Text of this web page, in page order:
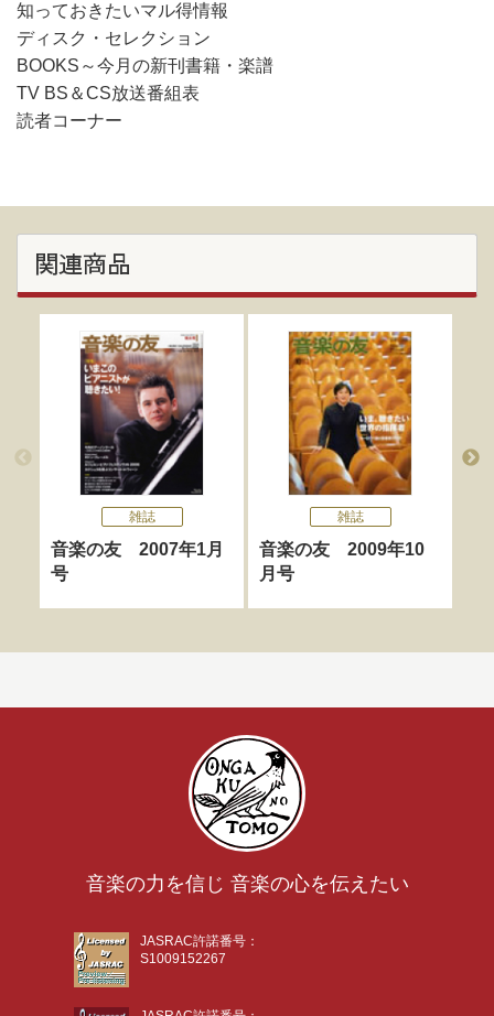
知っておきたいマル得情報
ディスク・セレクション
BOOKS～今月の新刊書籍・楽譜
TV BS＆CS放送番組表
読者コーナー
関連商品
雑誌
音楽の友 2007年1月
号
雑誌
音楽の友 2009年10
月号
音楽の力を信じ 音楽の心を伝えたい
JASRAC許諾番号：
S1009152267